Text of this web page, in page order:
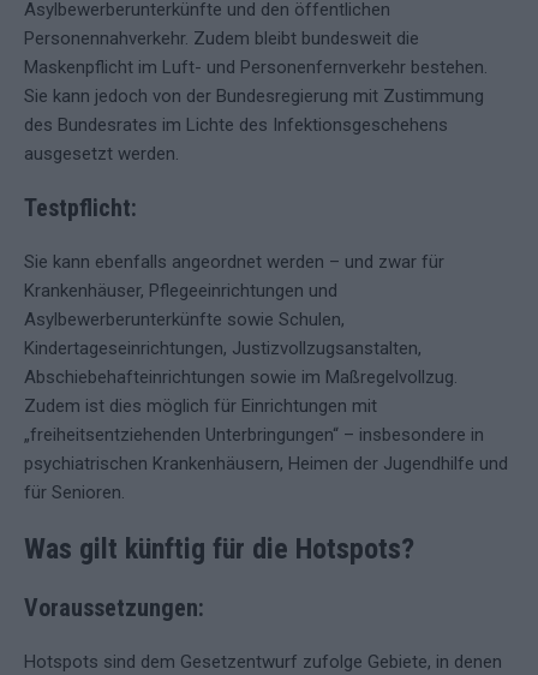
Asylbewerberunterkünfte und den öffentlichen
Personennahverkehr. Zudem bleibt bundesweit die
Maskenpflicht im Luft- und Personenfernverkehr bestehen.
Sie kann jedoch von der Bundesregierung mit Zustimmung
des Bundesrates im Lichte des Infektionsgeschehens
ausgesetzt werden.
Testpflicht:
Sie kann ebenfalls angeordnet werden – und zwar für
Krankenhäuser, Pflegeeinrichtungen und
Asylbewerberunterkünfte sowie Schulen,
Kindertageseinrichtungen, Justizvollzugsanstalten,
Abschiebehafteinrichtungen sowie im Maßregelvollzug.
Zudem ist dies möglich für Einrichtungen mit
„freiheitsentziehenden Unterbringungen“ – insbesondere in
psychiatrischen Krankenhäusern, Heimen der Jugendhilfe und
für Senioren.
Was gilt künftig für die Hotspots?
Voraussetzungen:
Hotspots sind dem Gesetzentwurf zufolge Gebiete, in denen